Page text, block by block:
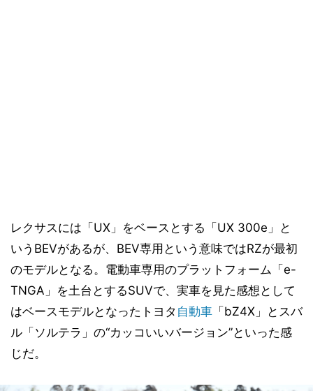
レクサスには「UX」をベースとする「UX 300e」と
いうBEVがあるが、BEV専用という意味ではRZが最初
のモデルとなる。電動車専用のプラットフォーム「e-
TNGA」を土台とするSUVで、実車を見た感想として
はベースモデルとなったトヨタ 自動車 「bZ4X」とスバ
ル「ソルテラ」の“カッコいいバージョン”といった感
じだ。